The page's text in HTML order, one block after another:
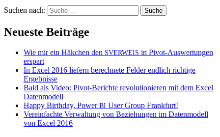
Suchen nach:
Neueste Beiträge
Wie mir ein Häkchen den SVERWEIS in Pivot-Auswertungen
erspart
In Excel 2016 liefern berechnete Felder endlich richtige
Ergebnisse
Bald als Video: Pivot-Berichte revolutionieren mit dem Excel
Datenmodell
Happy Birthday, PowerBI User Group Frankfurt!
Vereinfachte Verwaltung von Beziehungen im Datenmodell
von Excel 2016